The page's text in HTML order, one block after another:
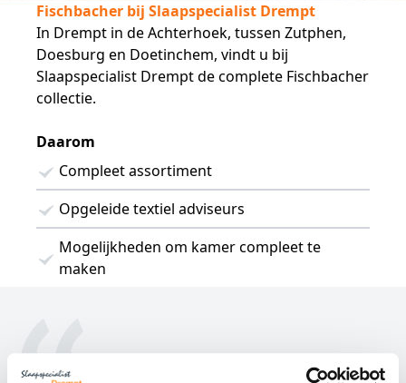
Fischbacher bij Slaapspecialist Drempt
In Drempt in de Achterhoek, tussen Zutphen,
Doesburg en Doetinchem, vindt u bij
Slaapspecialist Drempt de complete Fischbacher
collectie.
Daarom
Compleet assortiment
Opgeleide textiel adviseurs
Mogelijkheden om kamer compleet te
maken